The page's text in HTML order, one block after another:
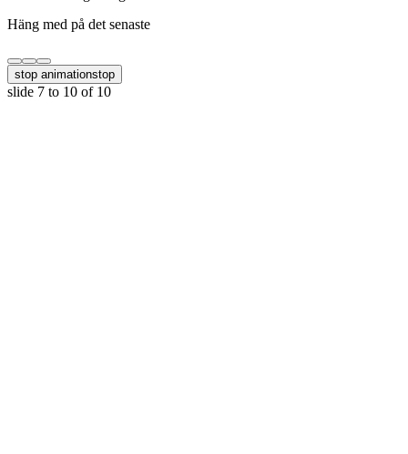
Häng med på det senaste
stop animationstop
slide 7 to 10 of 10